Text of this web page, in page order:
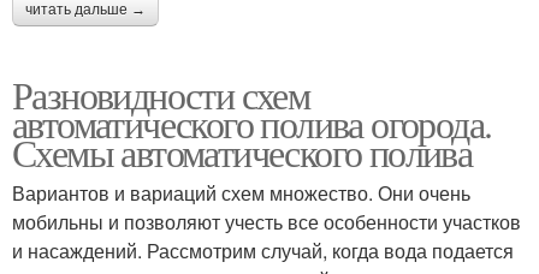
читать дальше →
Разновидности схем
автоматического полива огорода.
Схемы автоматического полива
Вариантов и вариаций схем множество. Они очень
мобильны и позволяют учесть все особенности участков
и насаждений. Рассмотрим случай, когда вода подается